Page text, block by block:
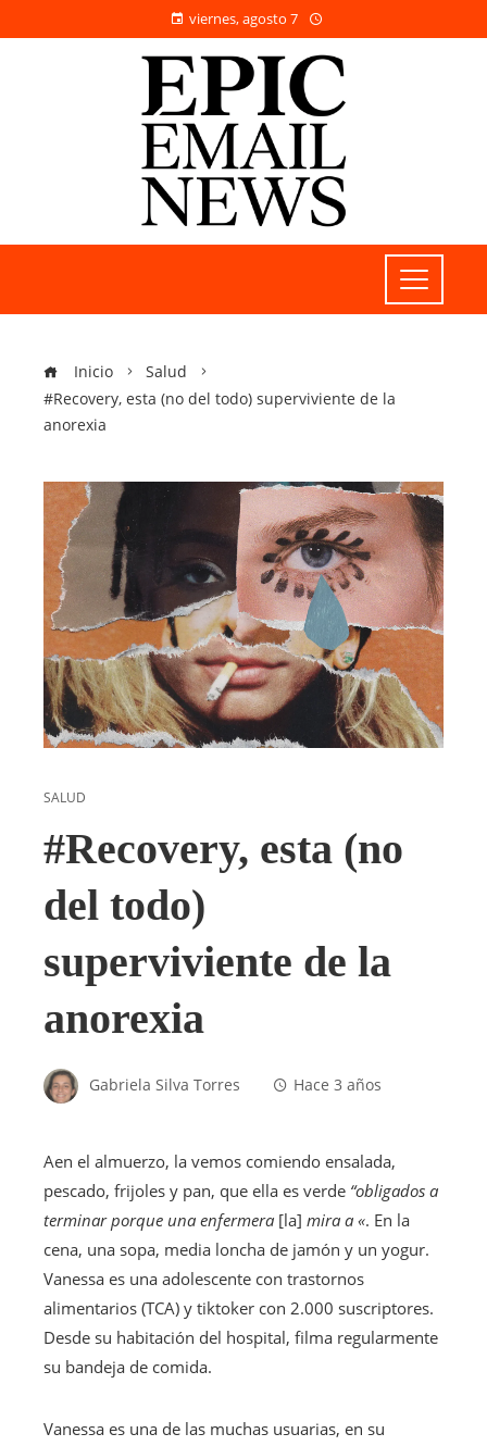
viernes, agosto 7
Inicio
Salud
#Recovery, esta (no del todo) superviviente de la
anorexia
SALUD
#Recovery, esta (no
del todo)
superviviente de la
anorexia
Gabriela Silva Torres Hace 3 años
Aen el almuerzo, la vemos comiendo ensalada,
pescado, frijoles y pan, que ella es verde “obligados a
terminar porque una enfermera [la] mira a «. En la
cena, una sopa, media loncha de jamón y un yogur.
Vanessa es una adolescente con trastornos
alimentarios (TCA) y tiktoker con 2.000 suscriptores.
Desde su habitación del hospital, filma regularmente
su bandeja de comida.
Vanessa es una de las muchas usuarias, en su